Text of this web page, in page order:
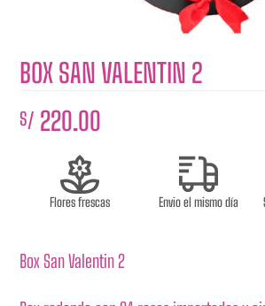
BOX SAN VALENTIN 2
S/ 220.00
Flores frescas Envio el mismo día
Box San Valentin 2